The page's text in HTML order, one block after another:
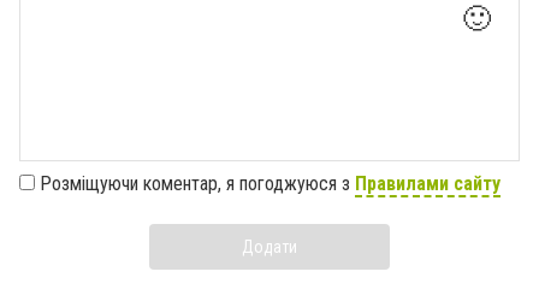
🙂
Розміщуючи коментар, я погоджуюся з Правилами сайту
Додати